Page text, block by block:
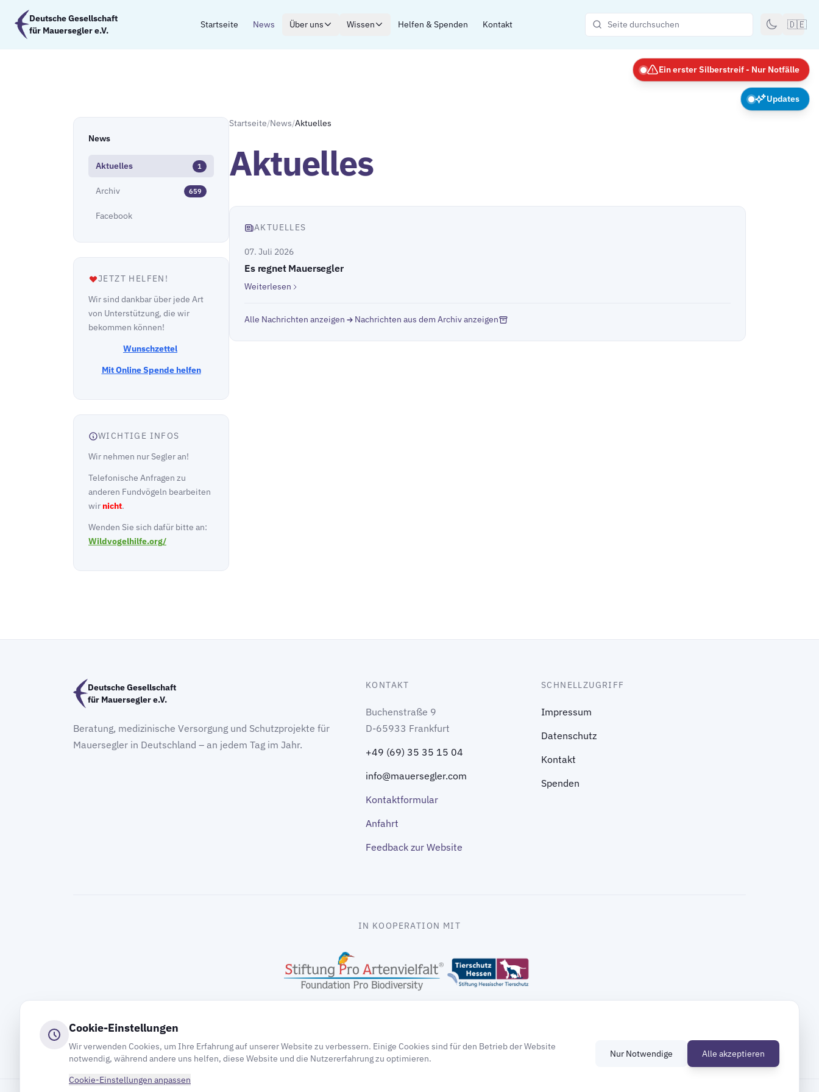
Zum Hauptinhalt springen
Deutsche Gesellschaft
für Mauersegler e.V.
Startseite News Über uns Wissen Helfen & Spenden Kontakt 🇩🇪
News
Aktuelles 1
Archiv 659
Facebook
JETZT HELFEN!
Wir sind dankbar über jede Art
von Unterstützung, die wir
bekommen können!
Wunschzettel
Mit Online Spende helfen
WICHTIGE INFOS
Wir nehmen nur Segler an!
Telefonische Anfragen zu
anderen Fundvögeln bearbeiten
wir nicht.
Wenden Sie sich dafür bitte an:
Wildvogelhilfe.org/
Startseite/News/Aktuelles
Aktuelles
AKTUELLES
07. Juli 2026
Es regnet Mauersegler
Weiterlesen
Alle Nachrichten anzeigen Nachrichten aus dem Archiv anzeigen
Deutsche Gesellschaft
für Mauersegler e.V.
Beratung, medizinische Versorgung und Schutzprojekte für
Mauersegler in Deutschland – an jedem Tag im Jahr.
KONTAKT
Buchenstraße 9
D-65933 Frankfurt
+49 (69) 35 35 15 04
info@mauersegler.com
Kontaktformular
Anfahrt
Feedback zur Website
SCHNELLZUGRIFF
Impressum
Datenschutz
Kontakt
Spenden
IN KOOPERATION MIT
Cookie-Einstellungen
Wir verwenden Cookies, um Ihre Erfahrung auf unserer Website zu verbessern. Einige Cookies sind für den Betrieb der Website
notwendig, während andere uns helfen, diese Website und die Nutzererfahrung zu optimieren.
Cookie-Einstellungen anpassen
Nur Notwendige Alle akzeptieren
Ein erster Silberstreif - Nur Notfälle
Updates